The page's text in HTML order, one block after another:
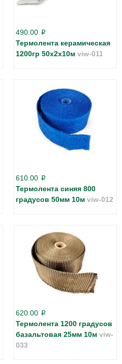
490.00 p
Термолента керамическая
1200гр 50х2х10м viw-011
610.00 p
Термолента синяя 800
градусов 50мм 10м viw-012
620.00 p
Термолента 1200 градусов
базальтовая 25мм 10м viw-
033